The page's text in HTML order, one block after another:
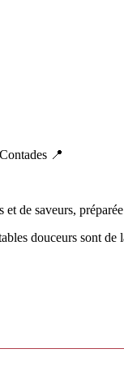
📍
de saveurs,
douceurs sont de